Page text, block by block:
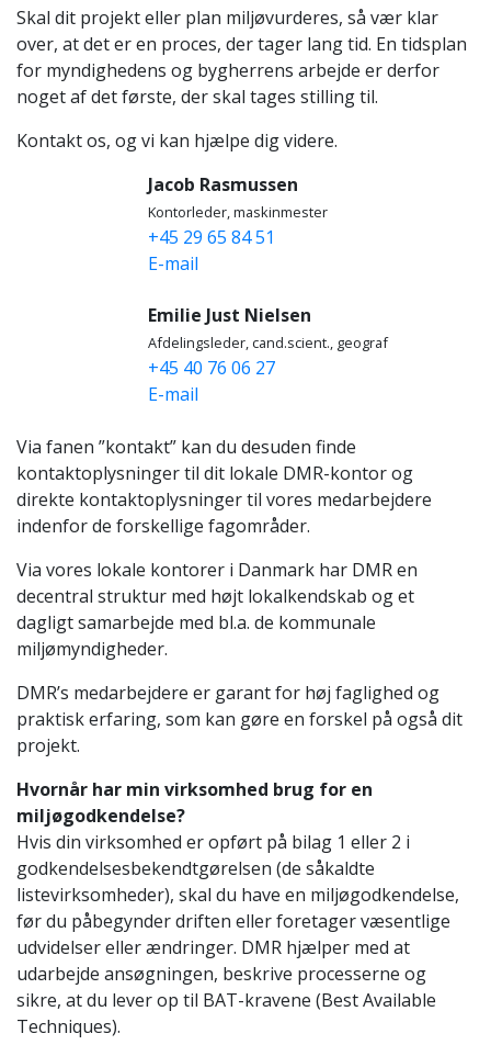
Skal dit projekt eller plan miljøvurderes, så vær klar
over, at det er en proces, der tager lang tid. En tidsplan
for myndighedens og bygherrens arbejde er derfor
noget af det første, der skal tages stilling til.
Kontakt os, og vi kan hjælpe dig videre.
Jacob Rasmussen
Kontorleder, maskinmester
+45 29 65 84 51
E-mail
Emilie Just Nielsen
Afdelingsleder, cand.scient., geograf
+45 40 76 06 27
E-mail
Via fanen ”kontakt” kan du desuden finde
kontaktoplysninger til dit lokale DMR-kontor og
direkte kontaktoplysninger til vores medarbejdere
indenfor de forskellige fagområder.
Via vores lokale kontorer i Danmark har DMR en
decentral struktur med højt lokalkendskab og et
dagligt samarbejde med bl.a. de kommunale
miljømyndigheder.
DMR’s medarbejdere er garant for høj faglighed og
praktisk erfaring, som kan gøre en forskel på også dit
projekt.
Hvornår har min virksomhed brug for en
miljøgodkendelse?
Hvis din virksomhed er opført på bilag 1 eller 2 i
godkendelsesbekendtgørelsen (de såkaldte
listevirksomheder), skal du have en miljøgodkendelse,
før du påbegynder driften eller foretager væsentlige
udvidelser eller ændringer. DMR hjælper med at
udarbejde ansøgningen, beskrive processerne og
sikre, at du lever op til BAT-kravene (Best Available
Techniques).